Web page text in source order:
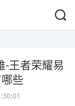
-王者荣耀易
些